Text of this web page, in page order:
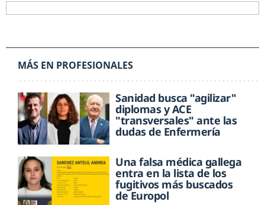
MÁS EN PROFESIONALES
Sanidad busca "agilizar"
diplomas y ACE
"transversales" ante las
dudas de Enfermería
Una falsa médica gallega
entra en la lista de los
fugitivos más buscados
de Europol